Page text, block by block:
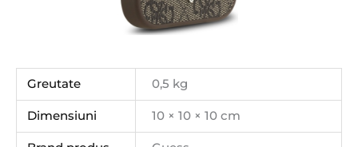
Greutate 0,5 kg
Dimensiuni 10 × 10 × 10 cm